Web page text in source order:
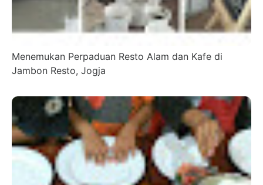
Menemukan Perpaduan Resto Alam dan Kafe di
Jambon Resto, Jogja